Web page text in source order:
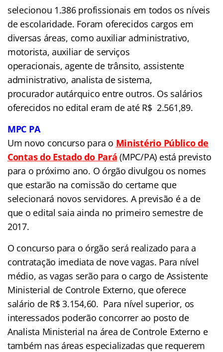
selecionou 1.386 profissionais em todos os níveis
de escolaridade. Foram oferecidos cargos em
diversas áreas, como auxiliar administrativo,
motorista, auxiliar de serviços
operacionais, agente de trânsito, assistente
administrativo, analista de sistema,
procurador autárquico entre outros. Os salários
oferecidos no edital eram de até R$ 2.561,89.
MPC PA
Um novo concurso para o Ministério Público de
Contas do Estado do Pará (MPC/PA) está previsto
para o próximo ano. O órgão divulgou os nomes
que estarão na comissão do certame que
selecionará novos servidores. A previsão é a de
que o edital saia ainda no primeiro semestre de
2017.
O concurso para o órgão será realizado para a
contratação imediata de nove vagas. Para nível
médio, as vagas serão para o cargo de Assistente
Ministerial de Controle Externo, que oferece
salário de R$ 3.154,60. Para nível superior, os
interessados poderão concorrer ao posto de
Analista Ministerial na área de Controle Externo e
também nas áreas especializadas que requerem